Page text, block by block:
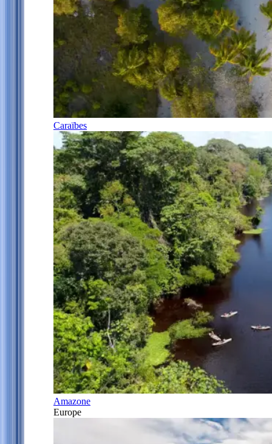
Caraïbes
Amazone
Europe